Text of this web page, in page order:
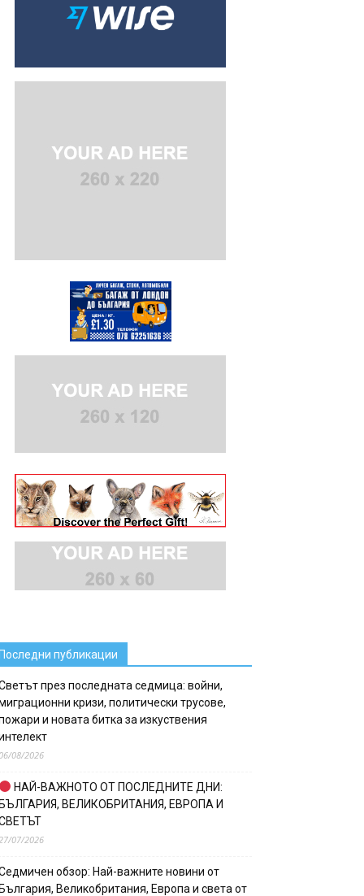
публикации
през последната седмица: войни,
кризи, политически трусове,
и новата битка за изкуствения
08/2026
НАЙ-ВАЖНОТО ОТ ПОСЛЕДНИТЕ ДНИ:
ВЕЛИКОБРИТАНИЯ, ЕВРОПА И
07/2026
обзор: Най-важните новини от
Великобритания, Европа и света от